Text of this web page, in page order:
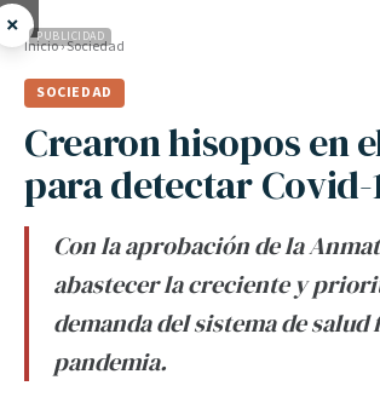
× PUBLICIDAD
Inicio›Sociedad
SOCIEDAD
Crearon hisopos en
para detectar Covid-
Con la aprobación de la
abastecer la creciente y
demanda del sistema de salud
pandemia.